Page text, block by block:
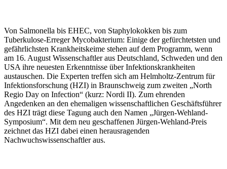
Von Salmonella bis EHEC, von Staphylokokken bis zum
Tuberkulose-Erreger Mycobakterium: Einige der gefürchtetsten und
gefährlichsten Krankheitskeime stehen auf dem Programm, wenn
am 16. August Wissenschaftler aus Deutschland, Schweden und den
USA ihre neuesten Erkenntnisse über Infektionskrankheiten
austauschen. Die Experten treffen sich am Helmholtz-Zentrum für
Infektionsforschung (HZI) in Braunschweig zum zweiten „North
Regio Day on Infection“ (kurz: Nordi II). Zum ehrenden
Angedenken an den ehemaligen wissenschaftlichen Geschäftsführer
des HZI trägt diese Tagung auch den Namen „Jürgen-Wehland-
Symposium“. Mit dem neu geschaffenen Jürgen-Wehland-Preis
zeichnet das HZI dabei einen herausragenden
Nachwuchswissenschaftler aus.